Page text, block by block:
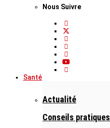
Nous Suivre
Santé
Actualité
Conseils pratiques